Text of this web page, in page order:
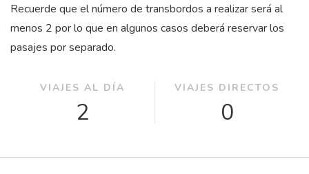
Recuerde que el número de transbordos a realizar será al
menos 2 por lo que en algunos casos deberá reservar los
pasajes por separado.
VIAJES AL DÍA
2
VIAJES DIRECTOS
0